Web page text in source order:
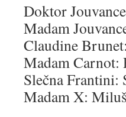
Doktor
Madam
Claudine
Madam Carnot:
Slečna Frantini:
Madam X: